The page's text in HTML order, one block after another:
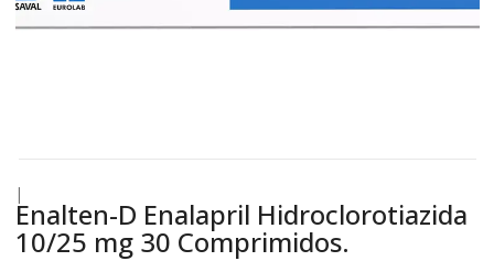
|
Enalten-D Enalapril Hidroclorotiazida
10/25 mg 30 Comprimidos.